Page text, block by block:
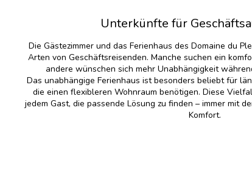
Unterkünfte für
Die Gästezimmer und das Ferienhaus des Domaine du
Arten von Geschäftsreisenden. Manche suchen ein
andere wünschen sich mehr Unabhängigkeit
Das unabhängige Ferienhaus ist besonders beliebt für
die einen flexibleren Wohnraum benötigen. Diese
jedem Gast, die passende Lösung zu finden – immer mit
Komfort.